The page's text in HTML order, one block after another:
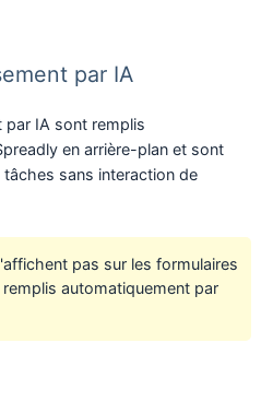
par IA
IA sont remplis
en arrière-plan et sont
sans interaction de
pas sur les formulaires
automatiquement par